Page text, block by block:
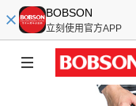
BOBSON
立刻使用官方APP